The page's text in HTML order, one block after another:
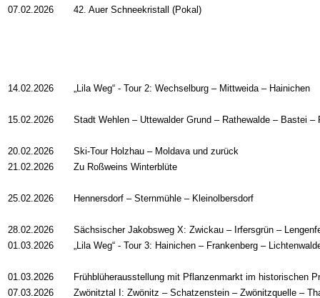
07.02.2026
42. Auer Schneekristall (Pokal)
14.02.2026 „Lila Weg“ - Tour 2: Wechselburg – Mittweida – Hainichen
15.02.2026 Stadt Wehlen – Uttewalder Grund – Rathewalde – Bastei –
20.02.2026
Ski-Tour Holzhau – Moldava und zurück
21.02.2026
Zu Roßweins Winterblüte
25.02.2026 Hennersdorf – Sternmühle – Kleinolbersdorf
28.02.2026
Sächsischer Jakobsweg X: Zwickau – Irfersgrün –
01.03.2026
„Lila Weg“ - Tour 3: Hainichen – Frankenberg –
01.03.2026
Frühblüherausstellung mit Pflanzenmarkt im historischen
07.03.2026
Zwönitztal I: Zwönitz – Schatzenstein – Zwönitzquelle –